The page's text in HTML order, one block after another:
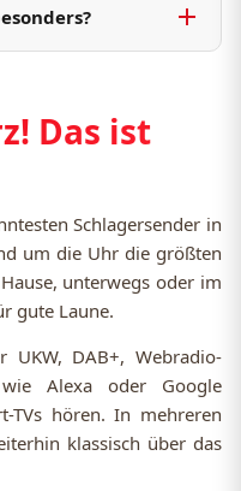
und aktuelle
emotional und
und
das macht den
Das ist
Schlagersender in
um die Uhr die größten
unterwegs oder im
gute Laune.
UKW, DAB+, Webradio-
Alexa oder Google
TVs hören. In mehreren
klassisch über das